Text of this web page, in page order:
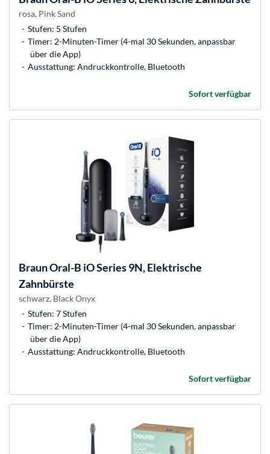
rosa, Pink Sand
Stufen: 5 Stufen
Timer: 2-Minuten-Timer (4-mal 30 Sekunden, anpassbar
über die App)
Ausstattung: Andruckkontrolle, Bluetooth
Sofort verfügbar
BraunOral-B iO Series 9N, Elektrische
Zahnbürste
schwarz, Black Onyx
Stufen: 7 Stufen
Timer: 2-Minuten-Timer (4-mal 30 Sekunden, anpassbar
über die App)
Ausstattung: Andruckkontrolle, Bluetooth
Sofort verfügbar